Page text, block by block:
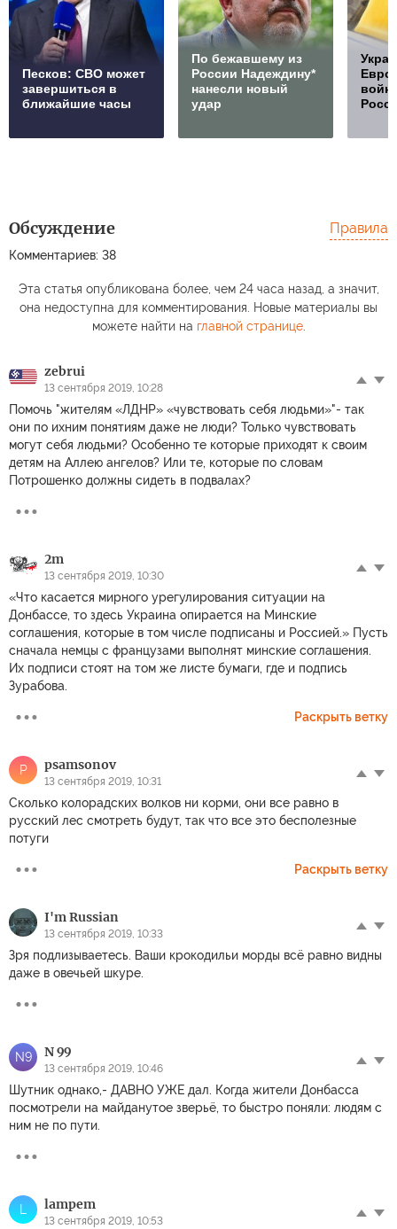
Песков: СВО может
завершиться в
ближайшие часы
По бежавшему из
России Надеждину*
нанесли новый
удар
Обсуждение
Комментариев: 38
Правила
Эта статья опубликована более, чем 24 часа назад, а значит,
она недоступна для комментирования. Новые материалы вы
можете найти на главной странице.
zebrui
13 сентября 2019, 10:28
Помочь "жителям «ЛДНР» «чувствовать себя людьми»"- так
они по ихним понятиям даже не люди? Только чувствовать
могут себя людьми? Особенно те которые приходят к своим
детям на Аллею ангелов? Или те, которые по словам
Потрошенко должны сидеть в подвалах?
2m
13 сентября 2019, 10:30
«Что касается мирного урегулирования ситуации на
Донбассе, то здесь Украина опирается на Минские
соглашения, которые в том числе подписаны и Россией.» Пусть
сначала немцы с французами выполнят минские соглашения.
Их подписи стоят на том же листе бумаги, где и подпись
Зурабова.
Раскрыть ветку
P psamsonov
13 сентября 2019, 10:31
Сколько колорадских волков ни корми, они все равно в
русский лес смотреть будут, так что все это бесполезные
потуги
Раскрыть ветку
I'm Russian
13 сентября 2019, 10:33
Зря подлизываетесь. Ваши крокодильи морды всё равно видны
даже в овечьей шкуре.
N9 N 99
13 сентября 2019, 10:46
Шутник однако,- ДАВНО УЖЕ дал. Когда жители Донбасса
посмотрели на майданутое зверьё, то быстро поняли: людям с
ним не по пути.
L lampem
13 сентября 2019, 10:53